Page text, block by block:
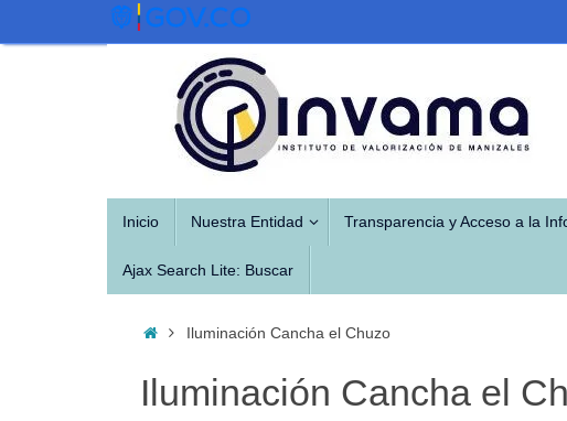
al
Inicio Nuestra Entidad Transparencia y Acceso a la
Ajax Search Lite: Buscar
InicioIluminación Cancha el Chuzo
Iluminación Cancha el